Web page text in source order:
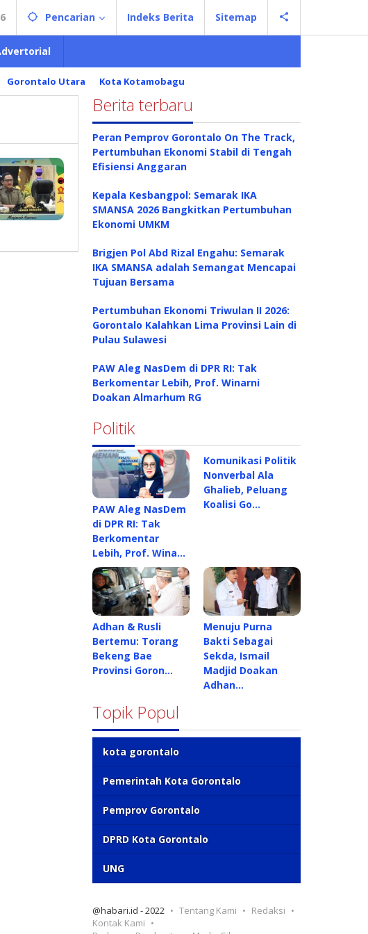
Pencarian Indeks Berita Sitemap
Gorontalo Utara Kota Kotamobagu
Berita terbaru
Peran Pemprov Gorontalo On The Track,
Pertumbuhan Ekonomi Stabil di Tengah
Efisiensi Anggaran
Kepala Kesbangpol: Semarak IKA
SMANSA 2026 Bangkitkan Pertumbuhan
Ekonomi UMKM
Brigjen Pol Abd Rizal Engahu: Semarak
IKA SMANSA adalah Semangat Mencapai
Tujuan Bersama
Pertumbuhan Ekonomi Triwulan II 2026:
Gorontalo Kalahkan Lima Provinsi Lain di
Pulau Sulawesi
PAW Aleg NasDem di DPR RI: Tak
Berkomentar Lebih, Prof. Winarni
Doakan Almarhum RG
Politik
PAW Aleg NasDem
di DPR RI: Tak
Berkomentar
Lebih, Prof. Wina…
Komunikasi Politik
Nonverbal Ala
Ghalieb, Peluang
Koalisi Go…
Adhan & Rusli
Bertemu: Torang
Bekeng Bae
Provinsi Goron…
Menuju Purna
Bakti Sebagai
Sekda, Ismail
Madjid Doakan
Adhan…
Topik Popul
kota gorontalo
Pemerintah Kota Gorontalo
Pemprov Gorontalo
DPRD Kota Gorontalo
UNG
@habari.id - 2022 Tentang Kami
Redaksi
Kontak Kami